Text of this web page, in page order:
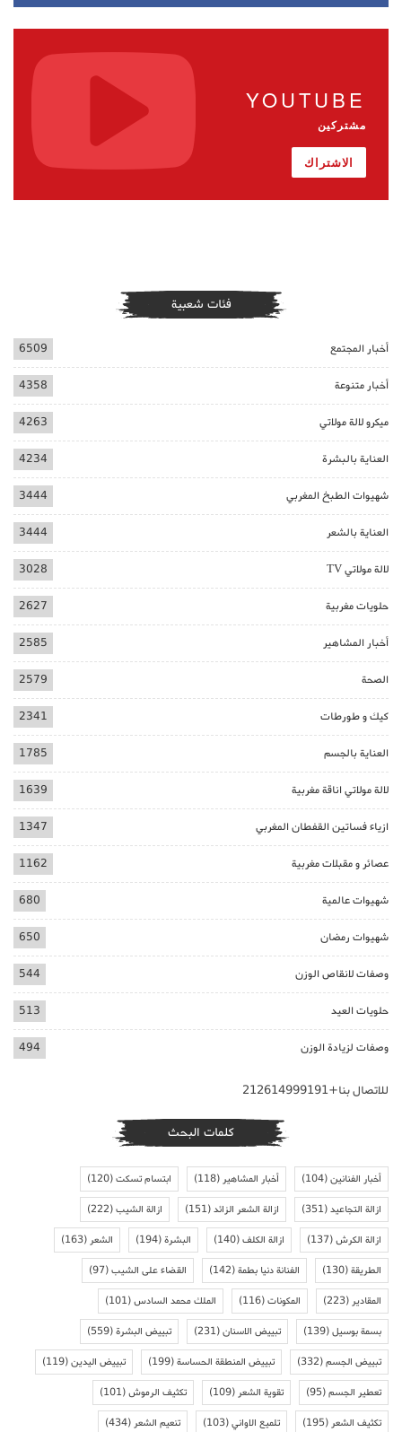
YOUTUBE
مشتركين
الاشتراك
فئات شعبية
أخبار المجتمع 6509
أخبار متنوعة 4358
ميكرو لالة مولاتي 4263
العناية بالبشرة 4234
شهيوات الطبخ المغربي 3444
العناية بالشعر 3444
لالة مولاتي TV 3028
حلويات مغربية 2627
أخبار المشاهير 2585
الصحة 2579
كيك و طورطات 2341
العناية بالجسم 1785
لالة مولاتي اناقة مغربية 1639
ازياء فساتين القفطان المغربي 1347
عصائر و مقبلات مغربية 1162
شهيوات عالمية 680
شهيوات رمضان 650
وصفات لانقاص الوزن 544
حلويات العيد 513
وصفات لزيادة الوزن 494
للاتصال بنا+212614999191
كلمات البحث
أخبار الفنانين(104) أخبار المشاهير(118) ابتسام تسكت(120)
ازالة التجاعيد(351) ازالة الشعر الزائد(151) ازالة الشيب(222)
ازالة الكرش(137) ازالة الكلف(140) البشرة(194) الشعر(163)
الطريقة(130) الفنانة دنيا بطمة(142) القضاء على الشيب(97)
المقادير(223) المكونات(116) الملك محمد السادس(101)
بسمة بوسيل(139) تبييض الاسنان(231) تبييض البشرة(559)
تبييض الجسم(332) تبييض المنطقة الحساسة(199) تبييض اليدين(119)
تعطير الجسم(95) تقوية الشعر(109) تكثيف الرموش(101)
تكثيف الشعر(195) تلميع الاواني(103) تنعيم الشعر(434)